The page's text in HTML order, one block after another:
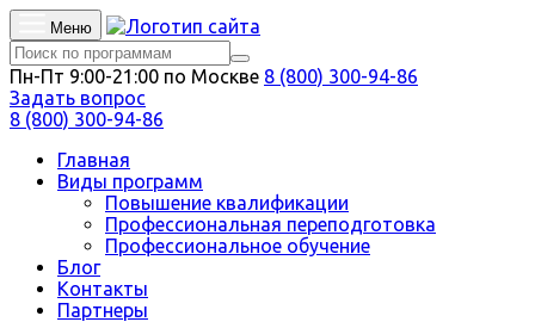
Меню
Пн-Пт 9:00-21:00 по Москве 8 (800) 300-94-86
Задать вопрос
8 (800) 300-94-86
Главная
Виды программ
Повышение квалификации
Профессиональная переподготовка
Профессиональное обучение
Блог
Контакты
Партнеры